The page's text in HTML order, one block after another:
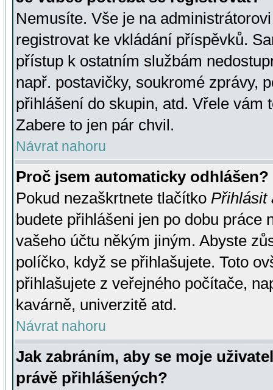
Nemusíte. Vše je na
registrovat ke vkládání příspěvků.
přístup k ostatním službám
např. postavičky, soukromé zprávy,
přihlášení do skupin, atd. Vřele vám
Zabere to jen pár chvil.
Návrat nahoru
Proč jsem automaticky odhlášen?
Pokud nezaškrtnete tlačítko Přihlásit
budete přihlášeni jen po dobu práce
vašeho účtu někým jiným. Abyste
políčko, když se přihlašujete. Toto
přihlašujete z veřejného počítače,
kavárně, univerzitě atd.
Návrat nahoru
Jak zabráním, aby se moje
právě přihlášených?